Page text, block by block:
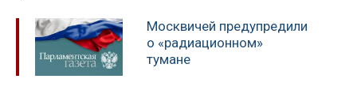
Москвичей предупредили
о «радиационном»
тумане